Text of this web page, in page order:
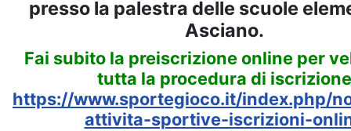
presso la palestra delle scuole
Asciano.
Fai subito la preiscrizione online per
tutta la procedura di iscrizione
https://www.sportegioco.it/index.php/
attivita-sportive-iscrizioni-